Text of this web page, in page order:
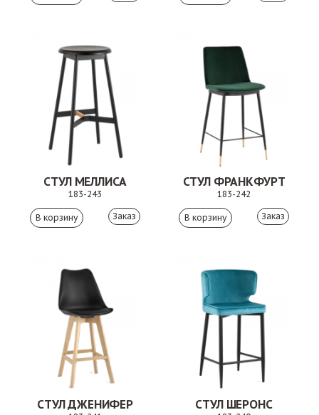
СТУЛ МЕЛЛИСА
183-243
Заказ
СТУЛ ФРАНКФУРТ
183-242
Заказ
СТУЛ ДЖЕНИФЕР СТУЛ ШЕРОНС